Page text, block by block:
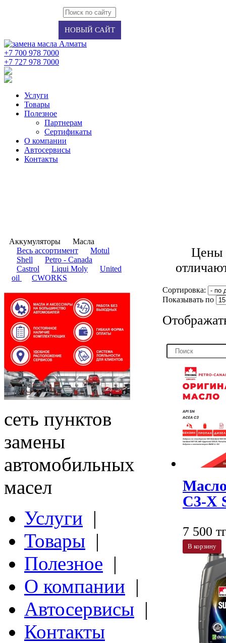
НОВЫЙ САЙТ
+7 700 978 7000
‭+7 727 978 7000‬
Услуги
Товары
Полезное
Партнерам
Сертификаты
О компании
Автосервисы
Контакты
Аккумуляторы
Масла
​Весь ассортимент
Motul
Shell
Petro - Canada
Castrol
Liqui Moly
United
oil
CWORKS
Цены
Сортировка:
Показывать по
C3-X
7 500
В корзину
сеть пунктов
замены
автомобильных
масел
Услуги |
Товары |
Полезное |
О компании |
Автосервисы |
Контакты